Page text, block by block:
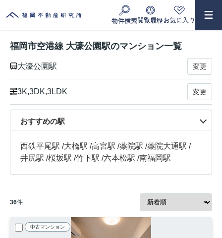
物件検索閲覧履歴お気に入り
福岡市空港線 大濠公園駅のマンション一覧
大濠公園駅 変更
3K,3DK,3LDK 変更
おすすめの駅
西鉄平尾駅 /大橋駅 /高宮駅 /薬院駅 /薬院大通駅 /
井尻駅 /桜坂駅 /竹下駅 /六本松駅 /南福岡駅
36件
中古マンション